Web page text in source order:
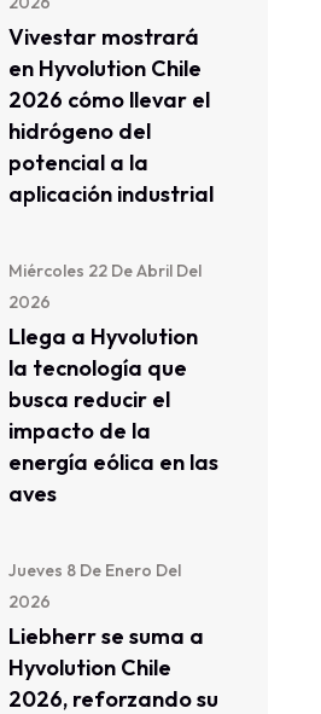
Vivestar mostrará
en Hyvolution Chile
2026 cómo llevar el
hidrógeno del
potencial a la
aplicación industrial
Miércoles 22 De Abril Del
2026
Llega a Hyvolution
la tecnología que
busca reducir el
impacto de la
energía eólica en las
aves
Jueves 8 De Enero Del
2026
Liebherr se suma a
Hyvolution Chile
2026, reforzando su